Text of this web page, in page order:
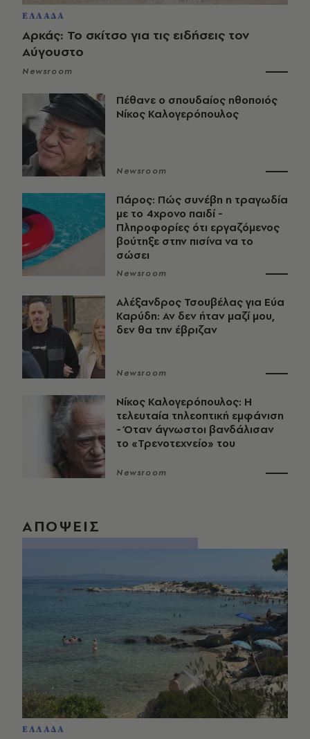
ΕΛΛΑΔΑ
Αρκάς: Το σκίτσο για τις ειδήσεις τον
Αύγουστο
Newsroom
Πέθανε ο σπουδαίος ηθοποιός
Νίκος Καλογερόπουλος
Newsroom
Πάρος: Πώς συνέβη η τραγωδία
με το 4χρονο παιδί -
Πληροφορίες ότι εργαζόμενος
βούτηξε στην πισίνα να το
σώσει
Newsroom
Αλέξανδρος Τσουβέλας για Εύα
Καρύδη: Αν δεν ήταν μαζί μου,
δεν θα την έβριζαν
Newsroom
Νίκος Καλογερόπουλος: Η
τελευταία τηλεοπτική εμφάνιση
- Όταν άγνωστοι βανδάλισαν
το «Τρενοτεχνείο» του
Newsroom
ΑΠΟΨΕΙΣ
ΕΛΛΑΔΑ